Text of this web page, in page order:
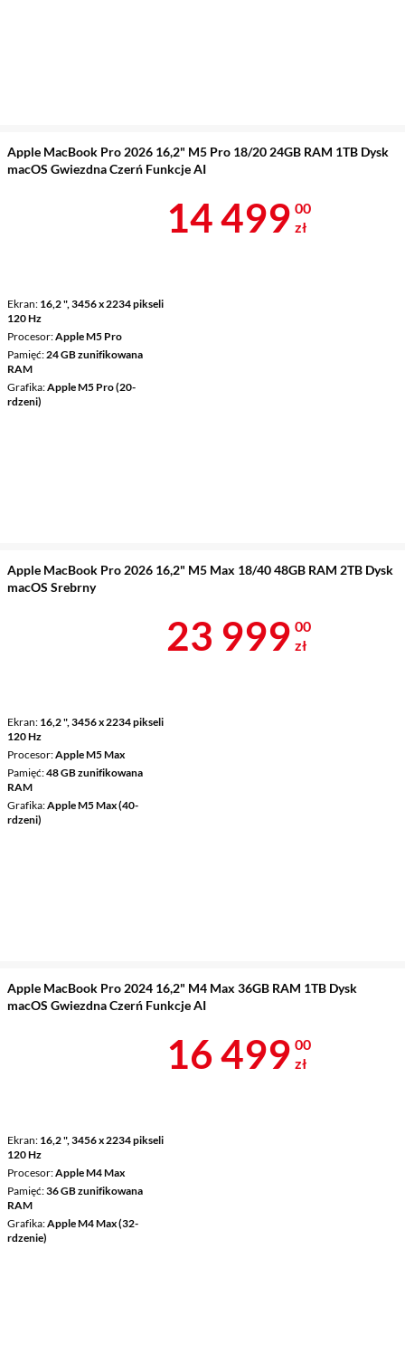
Apple MacBook Pro 2026 16,2" M5 Pro 18/20 24GB RAM 1TB Dysk
macOS Gwiezdna Czerń Funkcje AI
Ekran 16,2 ", 3456 x 2234 pikseli
120 Hz
Procesor Apple M5 Pro
Pamięć 24 GB zunifikowana
RAM
Grafika Apple M5 Pro (20-
rdzeni)
Cena 14 499
14 499 00
zł
Apple MacBook Pro 2026 16,2" M5 Max 18/40 48GB RAM 2TB Dysk
macOS Srebrny
Ekran 16,2 ", 3456 x 2234 pikseli
120 Hz
Procesor Apple M5 Max
Pamięć 48 GB zunifikowana
RAM
Grafika Apple M5 Max (40-
rdzeni)
Cena 23 999
23 999 00
zł
Apple MacBook Pro 2024 16,2" M4 Max 36GB RAM 1TB Dysk
macOS Gwiezdna Czerń Funkcje AI
Ekran 16,2 ", 3456 x 2234 pikseli
120 Hz
Procesor Apple M4 Max
Pamięć 36 GB zunifikowana
RAM
Grafika Apple M4 Max (32-
rdzenie)
Cena 16 499
16 499 00
zł